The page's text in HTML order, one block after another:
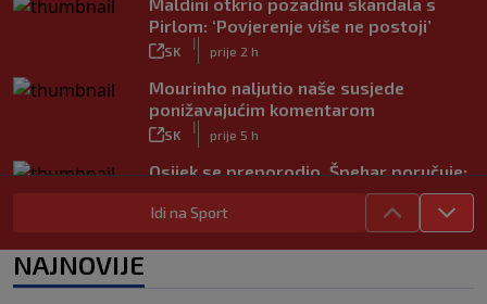
Pirlom: ‘Povjerenje više ne postoji’
SK
|
prije 2 h
Mourinho naljutio naše susjede
ponižavajućim komentarom
SK
|
prije 5 h
Osijek se preporodio, Špehar poručuje:
SK
|
prije 3 h
Carević nakon drugog poraza: ‘Ne
Idi na Sport
NAJNOVIJE